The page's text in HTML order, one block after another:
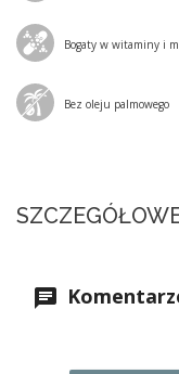
Bogaty w witaminy i
Bez oleju palmowego